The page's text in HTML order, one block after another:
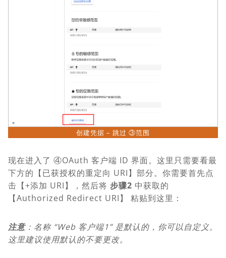
创建凭据 – 跳过 ③范围
现在进入了 ④OAuth 客户端 ID 界面。这里只需要看最
下方的【已获授权的重定向 URI】部分。你需要首先点
击【+添加 URI】，然后将 步骤2 中获取的
【Authorized Redirect URI】 粘贴到这里：
注意：名称 “Web 客户端1” 是默认的，你可以自定义。
这里建议使用默认的不要更改。